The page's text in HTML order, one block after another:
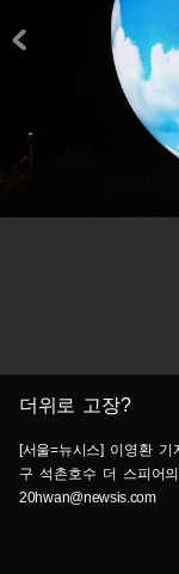
더위로 고장?
[서울=뉴시스] 이영환
구 석촌호수 더 스피어
20hwan@newsis.com